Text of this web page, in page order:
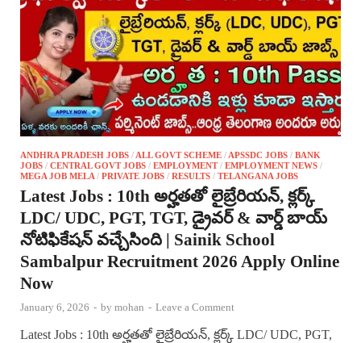
ANDHRA PRADESH JOBS /ALL GOVT SCHEME /APSSDC JOBS / BANK
JOBS / CENTRAL GOVT JOBS / EMPLOYMENT/ EMPLOYMENT NEWS /
MEGA JOB MELA/ PRIVATE JOBS / RESULTS / TELANGANA JOBS
Latest Jobs : 10th అర్హతతో లైబ్రేరియన్, క్లర్క్
LDC/ UDC, PGT, TGT, డ్రైవర్ & వార్డ్ బాయ్
నోటిఫికేషన్ వచ్చేసింది | Sainik School
Sambalpur Recruitment 2026 Apply Online
Now
January 6, 2026 - by mohan - Leave a Comment
Latest Jobs : 10th అర్హతతో లైబ్రేరియన్, క్లర్క్ LDC/ UDC, PGT,